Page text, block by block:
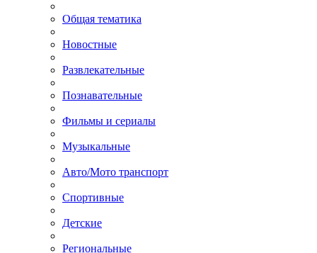
Общая тематика
Новостные
Развлекательные
Познавательные
Фильмы и сериалы
Музыкальные
Авто/Мото транспорт
Спортивные
Детские
Региональные